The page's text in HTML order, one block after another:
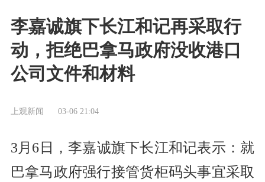
李嘉诚旗下长江和记再采取行
动，拒绝巴拿马政府没收港口
公司文件和材料
上观新闻 03-06 21:04
3月6日，李嘉诚旗下长江和记表示：就
巴拿马政府强行接管货柜码头事宜采取